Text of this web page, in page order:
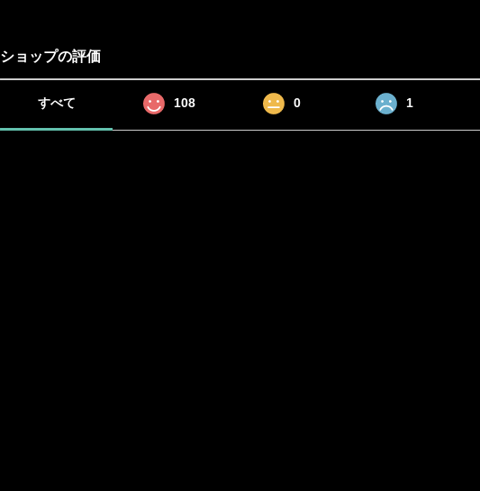
ショップの評価
すべて 108 0 1